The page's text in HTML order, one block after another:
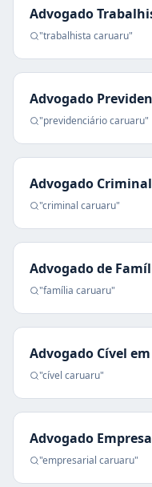
Advogado
"trabalhista caruaru"
Advogado
"previdenciáriocaruaru"
Advogado Criminal
"criminal caruaru"
Advogado de
"família caruaru"
Advogado Cível em
"cível caruaru"
Advogado
"empresarial caruaru"